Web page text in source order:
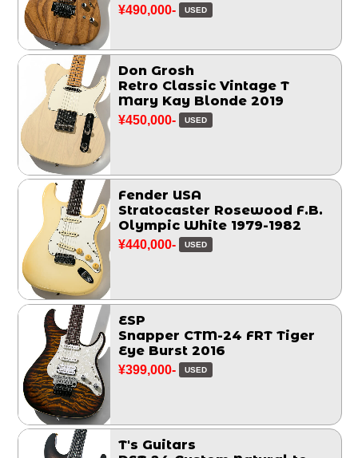
¥490,000- USED
Don Grosh
Retro Classic Vintage T
Mary Kay Blonde 2019
¥450,000- USED
Fender USA
Stratocaster Rosewood F.B.
Olympic White 1979-1982
¥440,000- USED
ESP
Snapper CTM-24 FRT Tiger
Eye Burst 2016
¥399,000- USED
T's Guitars